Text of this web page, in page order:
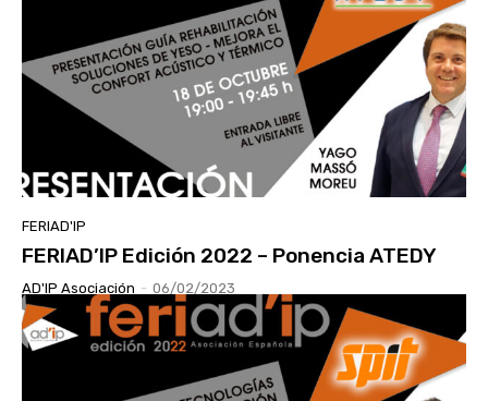
FERIAD'IP
FERIAD’IP Edición 2022 – Ponencia ATEDY
AD'IP Asociación - 06/02/2023